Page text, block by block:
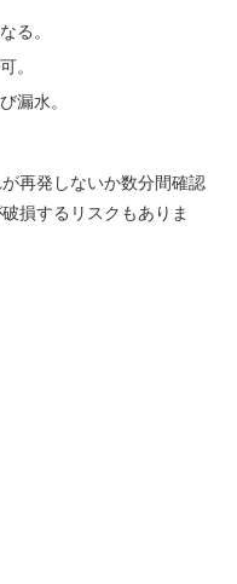
る。
。
漏水。
再発しないか数分間確認
損するリスクもありま